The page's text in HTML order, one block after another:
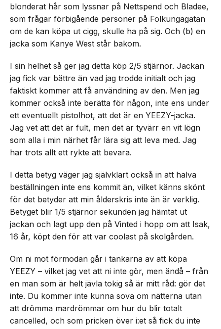
blonderat hår som lyssnar på Nettspend och Bladee,
som frågar förbigående personer på Folkungagatan
om de kan köpa ut cigg, skulle ha på sig. Och (b) en
jacka som Kanye West står bakom.
I sin helhet så ger jag detta köp 2/5 stjärnor. Jackan
jag fick var bättre än vad jag trodde initialt och jag
faktiskt kommer att få användning av den. Men jag
kommer också inte berätta för någon, inte ens under
ett eventuellt pistolhot, att det är en YEEZY-jacka.
Jag vet att det är fult, men det är tyvärr en vit lögn
som alla i min närhet får lära sig att leva med. Jag
har trots allt ett rykte att bevara.
I detta betyg väger jag självklart också in att halva
beställningen inte ens kommit än, vilket känns skönt
för det betyder att min ålderskris inte än är verklig.
Betyget blir 1/5 stjärnor sekunden jag hämtat ut
jackan och lagt upp den på Vinted i hopp om att Isak,
16 år, köpt den för att var coolast på skolgården.
Om ni mot förmodan går i tankarna av att köpa
YEEZY – vilket jag vet att ni inte gör, men ändå – från
en man som är helt jävla tokig så är mitt råd: gör det
inte. Du kommer inte kunna sova om nätterna utan
att drömma mardrömmar om hur du blir totalt
cancelled, och som pricken över i:et så fick du inte